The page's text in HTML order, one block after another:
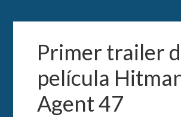
Primer trailer
película
Agent 47